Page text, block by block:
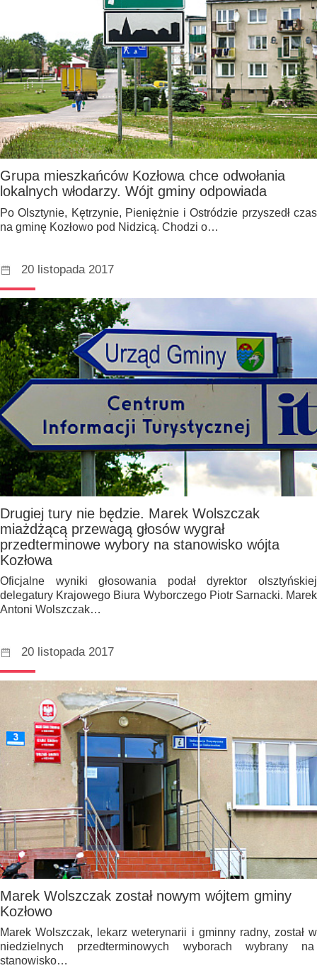
Grupa mieszkańców Kozłowa chce odwołania
lokalnych włodarzy. Wójt gminy odpowiada
Po Olsztynie, Kętrzynie, Pieniężnie i Ostródzie przyszedł czas
na gminę Kozłowo pod Nidzicą. Chodzi o…
20 listopada 2017
Drugiej tury nie będzie. Marek Wolszczak
miażdżącą przewagą głosów wygrał
przedterminowe wybory na stanowisko wójta
Kozłowa
Oficjalne wyniki głosowania podał dyrektor olsztyńskiej
delegatury Krajowego Biura Wyborczego Piotr Sarnacki. Marek
Antoni Wolszczak…
20 listopada 2017
Marek Wolszczak został nowym wójtem gminy
Kozłowo
Marek Wolszczak, lekarz weterynarii i gminny radny, został w
niedzielnych przedterminowych wyborach wybrany na
stanowisko…